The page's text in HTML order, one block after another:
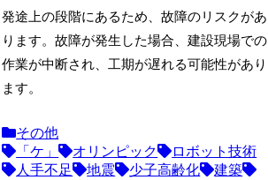
発途上の段階にあるため、故障のリスクがあ
ります。故障が発生した場合、建設現場での
作業が中断され、工期が遅れる可能性があり
ます。
その他
「ケ」
オリンピック
ロボット技術
人手不足
地震 少子高齢化
建築